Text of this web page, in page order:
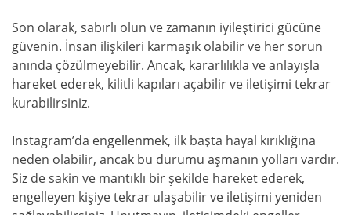
Son olarak, sabırlı olun ve zamanın iyileştirici gücüne
güvenin. İnsan ilişkileri karmaşık olabilir ve her sorun
anında çözülmeyebilir. Ancak, kararlılıkla ve anlayışla
hareket ederek, kilitli kapıları açabilir ve iletişimi tekrar
kurabilirsiniz.
Instagram’da engellenmek, ilk başta hayal kırıklığına
neden olabilir, ancak bu durumu aşmanın yolları vardır.
Siz de sakin ve mantıklı bir şekilde hareket ederek,
engelleyen kişiye tekrar ulaşabilir ve iletişimi yeniden